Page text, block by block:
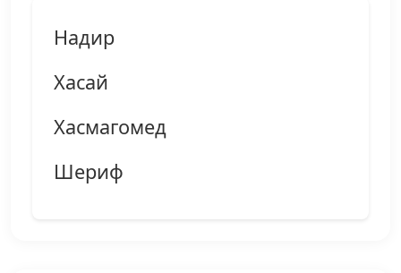
Надир
Хасай
Хасмагомед
Шериф